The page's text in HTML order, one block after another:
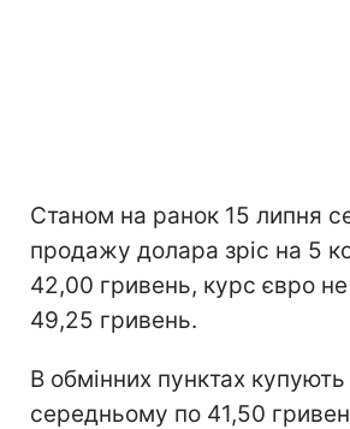
Станом на ранок 15 липня
продажу долара зріс на 5
42,00 гривень, курс євро
49,25 гривень.
В обмінних пунктах
середньому по 41,50